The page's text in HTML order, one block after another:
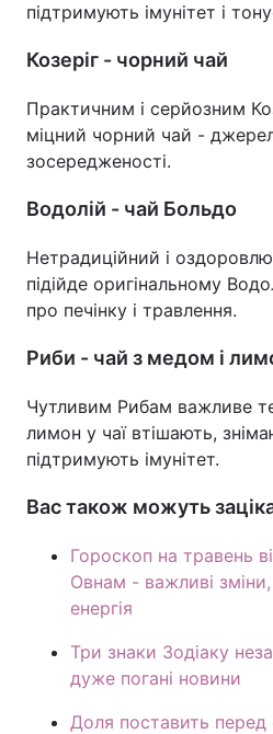
підтримують імунітет і
Козеріг - чорний чай
Практичним і серйозним
міцний чорний чай -
зосередженості.
Водолій - чай Больдо
Нетрадиційний і
підійде оригінальному
про печінку і травлення.
Риби - чай з медом і
Чутливим Рибам важливе
лимон у чаї втішають,
підтримують імунітет.
Вас також можуть
Гороскоп на травень
Овнам - важливі
енергія
Три знаки Зодіаку
дуже погані новини
Доля поставить